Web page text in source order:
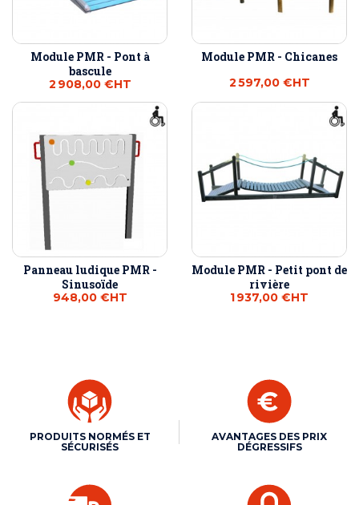
Module PMR - Pont à
bascule
2 908,00 €HT
Module PMR - Chicanes
2 597,00 €HT
Panneau ludique PMR -
Sinusoïde
948,00 €HT
Module PMR - Petit pont de
rivière
1 937,00 €HT
PRODUITS NORMÉS ET
SÉCURISÉS
AVANTAGES DES PRIX
DÉGRESSIFS